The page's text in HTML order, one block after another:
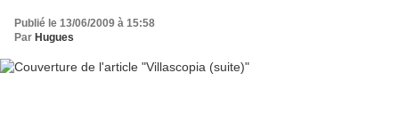
Publié le 13/06/2009 à 15:58
Par Hugues